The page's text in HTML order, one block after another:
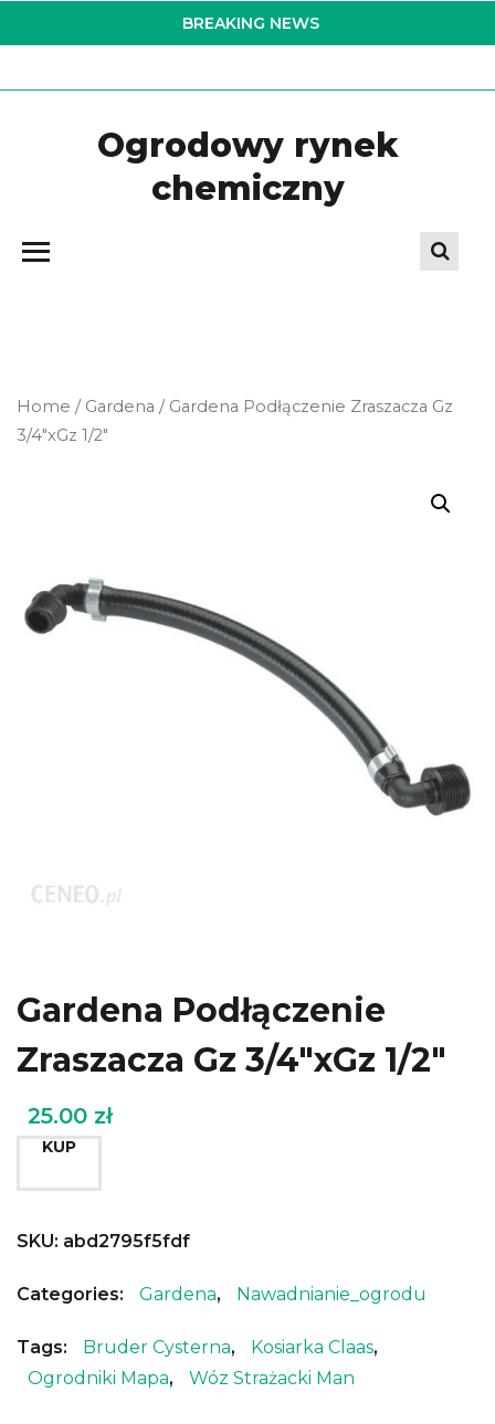
to
BREAKING NEWS
Ogrodowy rynek
chemiczny
Home / Gardena / Gardena Podłączenie Zraszacza Gz
3/4″xGz 1/2″
Gardena Podłączenie
Zraszacza Gz 3/4″xGz 1/2″
25.00 zł
KUP
SKU: abd2795f5fdf
Categories: Gardena, Nawadnianie_ogrodu
Tags: Bruder Cysterna, Kosiarka Claas,
Ogrodniki Mapa, Wóz Strażacki Man